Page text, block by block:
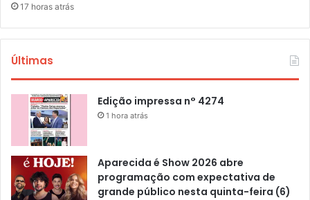
17 horas atrás
Últimas
Edição impressa n° 4274
1 hora atrás
Aparecida é Show 2026 abre
programação com expectativa de
grande público nesta quinta-feira (6)